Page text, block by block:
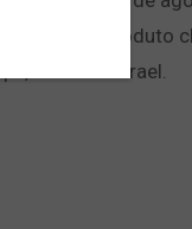
cerveja. O
Rússia e Israel.